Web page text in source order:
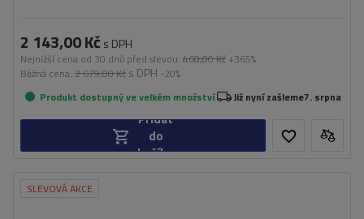
2 143,00 Kč s DPH
Nejnižší cena od 30 dnů před slevou: 460,00 Kč +365%
Běžná cena: 2 679,00 Kč s DPH -20%
Produkt dostupný ve velkém množství
Již nyní zašleme7. srpna
Přidat
do
košíku
SLEVOVÁ AKCE